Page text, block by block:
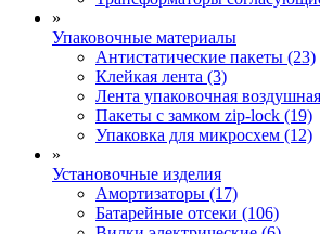
»
Упаковочные материалы
Антистатические пакеты (23)
Клейкая лента (3)
Лента упаковочная
Пакеты с замком zip-lock (19)
Упаковка для микросхем (12)
»
Установочные изделия
Амортизаторы (17)
Батарейные отсеки (106)